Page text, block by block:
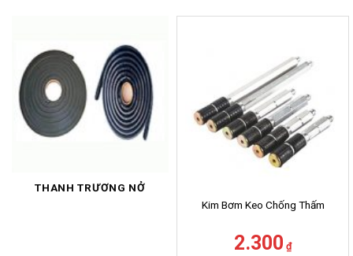
THANH TRƯƠNG NỞ
Kim Bơm Keo Chống Thấm
2.300 ₫